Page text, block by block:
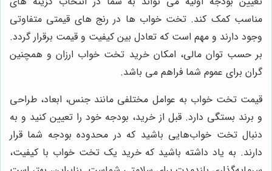
مناسب کمک کند. تخت خواب ها در رنج های قیمتی متفاوتی
وجود دارند و مهم است که تعادل بین کیفیت و قیمت برقرار گردد.
بر حسب توان مالی، امکان خرید تخت خواب ارزان و همچنین
گران برای عموم شما فراهم می باشد.
قیمت تخت خواب به عوامل مختلفی مانند جنس، ابعاد، طراحی
و برند بستگی دارد. قبل از خرید، بودجه خود را تعیین کنید و به
دنبال تخت خواب‌هایی باشید که در محدوده بودجه شما قرار
دارند. به یاد داشته باشید که خرید یک تخت خواب با کیفیت،